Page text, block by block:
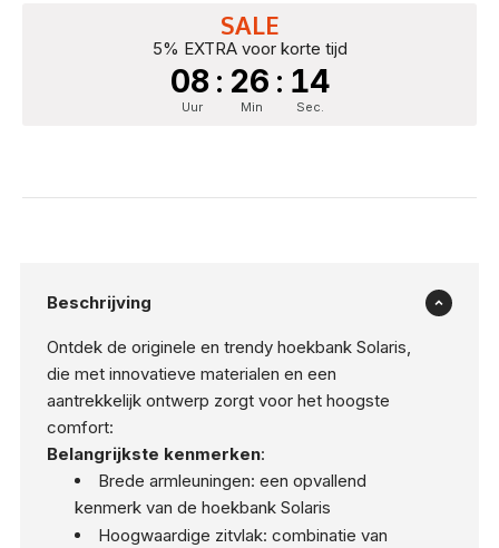
SALE
5% EXTRA voor korte tijd
08 : 26 : 13
Uur Min Sec.
Beschrijving
Ontdek de originele en trendy hoekbank Solaris,
die met innovatieve materialen en een
aantrekkelijk ontwerp zorgt voor het hoogste
comfort:
Belangrijkste kenmerken:
Brede armleuningen: een opvallend
kenmerk van de hoekbank Solaris
Hoogwaardige zitvlak: combinatie van